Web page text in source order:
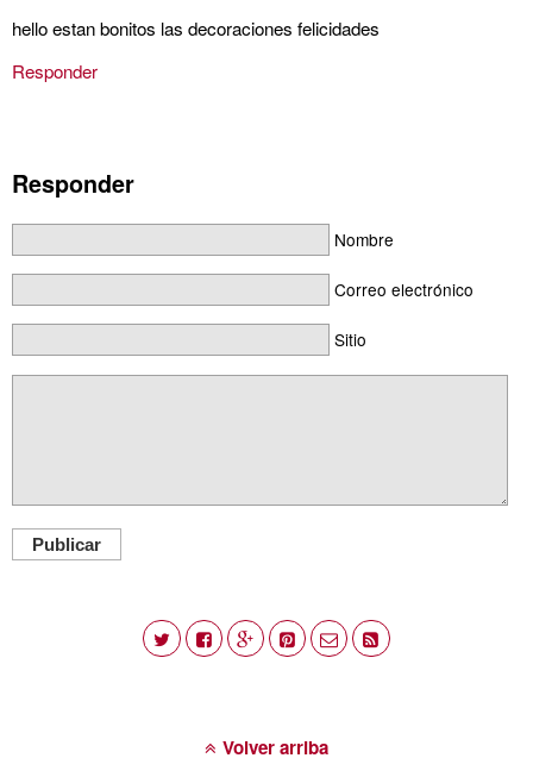
hello estan bonitos las decoraciones felicidades
Responder
Responder
Nombre
Correo electrónico
Sitio
Publicar
Volver arriba